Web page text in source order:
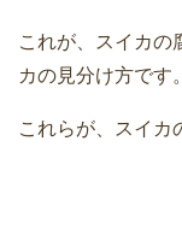
これが、スイカの
カの見分け方です。
これらが、スイカ